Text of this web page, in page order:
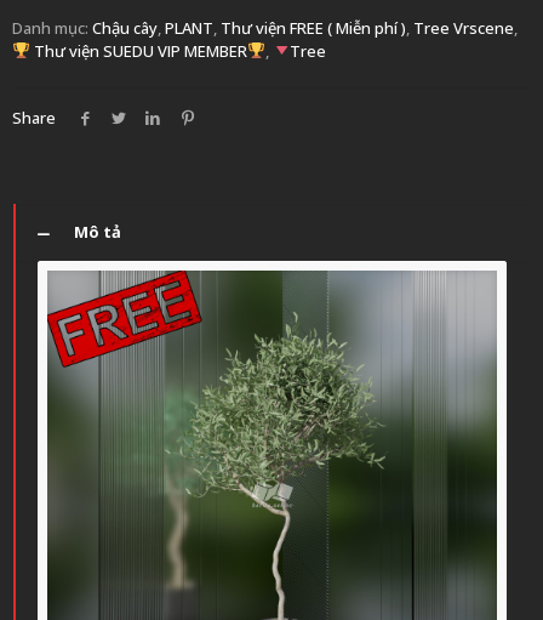
Danh mục: Chậu cây,PLANT, Thư viện FREE ( Miễn phí ), Tree Vrscene,
Thư viện SUEDU VIP MEMBER
, Tree
Share
Mô tả